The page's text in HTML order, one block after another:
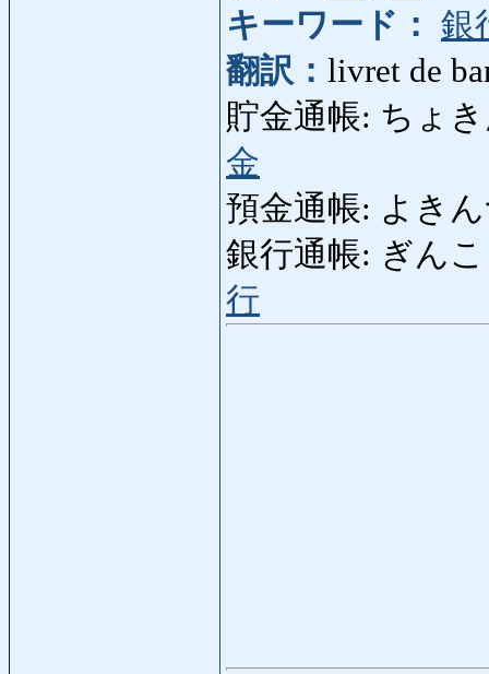
キーワード： 銀
翻訳： livret de
貯金通帳: ちょ
金
預金通帳: よき
銀行通帳: ぎん
行